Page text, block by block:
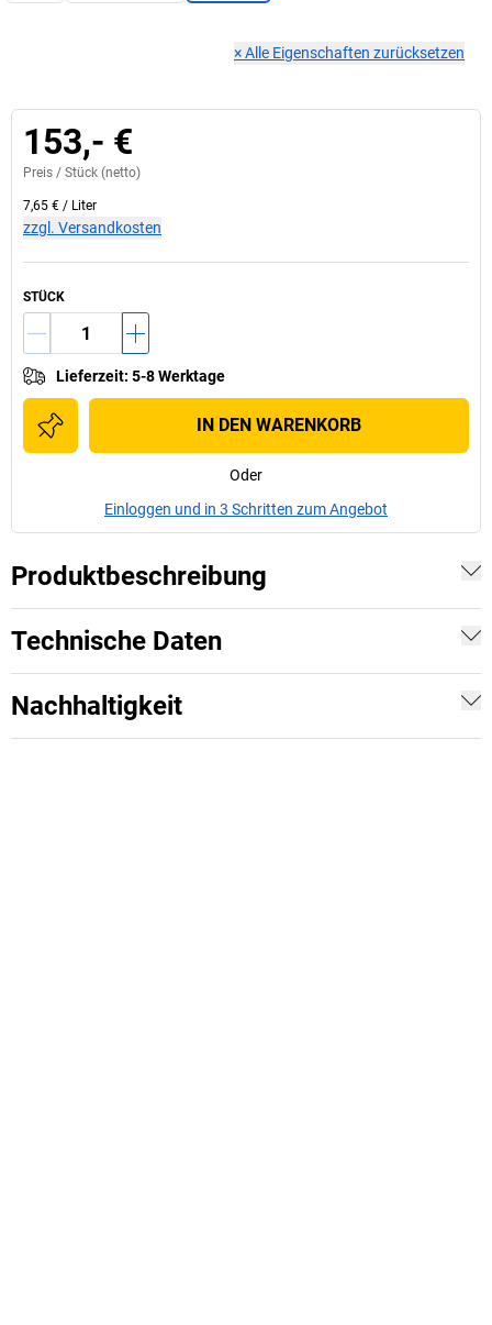
×Alle Eigenschaften zurücksetzen
153,- €
Preis / Stück (netto)
7,65 € / Liter
zzgl. Versandkosten
STÜCK
Lieferzeit: 5-8 Werktage
IN DEN WARENKORB
Oder
Einloggen und in 3 Schritten zum Angebot
Produktbeschreibung
Technische Daten
Nachhaltigkeit